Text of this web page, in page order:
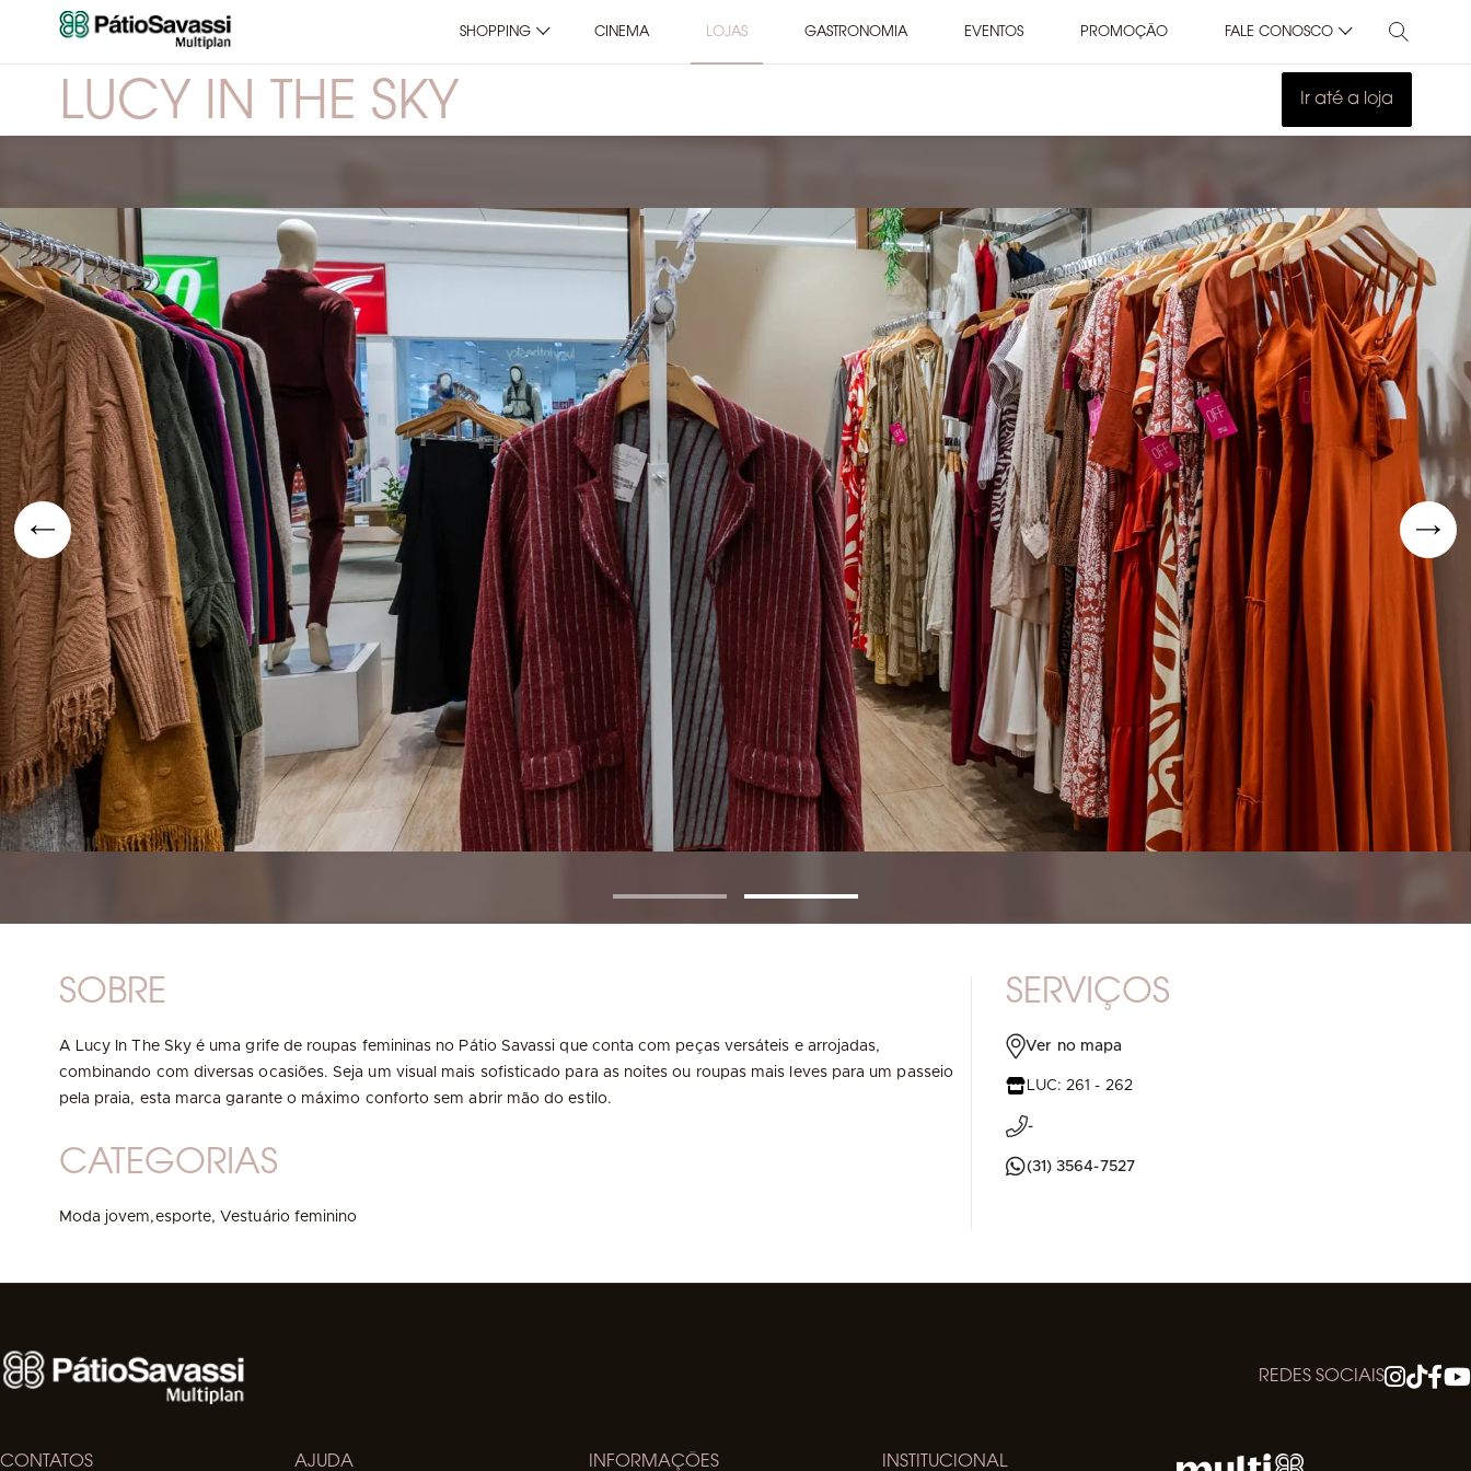
SHOPPING CINEMA LOJAS GASTRONOMIA EVENTOS PROMOÇÃO FALE CONOSCO
LUCY IN THE SKY Ir até a loja
SOBRE
A Lucy In The Sky é uma grife de roupas femininas no Pátio Savassi que conta com peças versáteis e arrojadas,
combinando com diversas ocasiões. Seja um visual mais sofisticado para as noites ou roupas mais leves para um passeio
pela praia, esta marca garante o máximo conforto sem abrir mão do estilo.
CATEGORIAS
Moda jovem,esporte,Vestuário feminino
SERVIÇOS
Ver no mapa
LUC: 261 - 262
-
(31) 3564-7527
REDES SOCIAIS
CONTATOS AJUDA INFORMAÇÕES INSTITUCIONAL